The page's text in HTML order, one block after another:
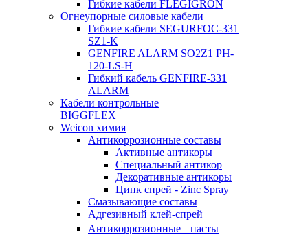
Гибкие кабели FLEGIGRON
Огнеупорные силовые кабели
Гибкие кабели SEGURFOC-331
SZ1-K
GENFIRE ALARM SO2Z1 PH-
120-LS-H
Гибкий кабель GENFIRE-331
ALARM
Кабели контрольные
BIGGFLEX
Weicon химия
Антикоррозионные составы
Активные антикоры
Специальный антикор
Декоративные антикоры
Цинк спрей - Zinc Spray
Смазывающие составы
Адгезивный клей-спрей
Антикоррозионные пасты